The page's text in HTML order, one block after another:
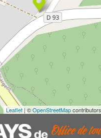
Leaflet| ©OpenStreetMap